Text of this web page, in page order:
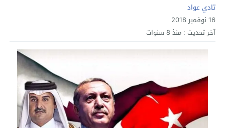
تادي عواد
16 نوفمبر 2018
آخر تحديث : منذ 8 سنوات